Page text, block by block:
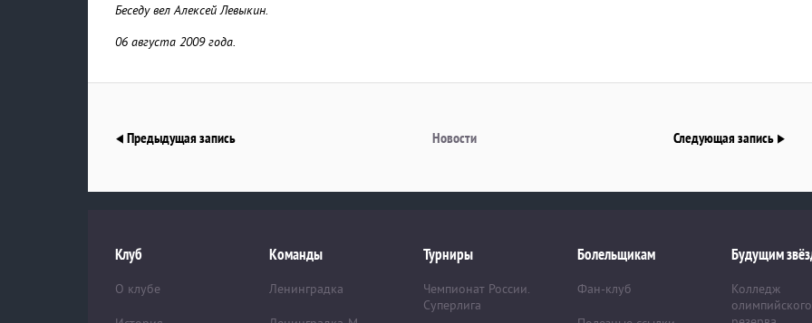
Беседу вел Алексей Левыкин.
06 августа 2009 года.
Предыдущая запись Новости Следующая запись
Клуб
О клубе
Команды
Ленинградка
Турниры
Чемпионат России.
Суперлига
Болельщикам
Фан-клуб
Будущим
Колледж
олимпийского